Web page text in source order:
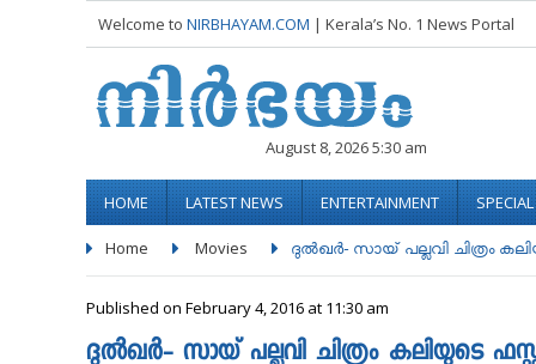
Welcome to NIRBHAYAM.COM | Kerala’s No. 1 News Portal
August 8, 2026 5:30 am
HOME LATEST NEWS ENTERTAINMENT
Home Movies ദുല്‍ഖര്‍- സായ് പല്ലവി ചിത്രം
Published on February 4, 2016 at 11:30 am
ദുല്‍ഖര്‍- സായ് പല്ലവി ചിത്രം കലിയുടെ